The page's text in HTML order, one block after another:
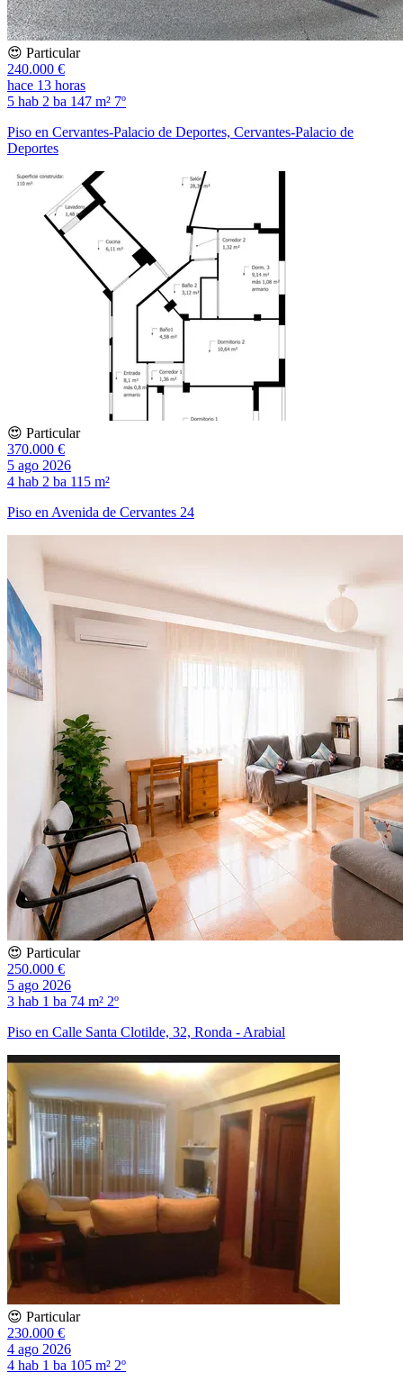
😍 Particular
240.000 €
hace 13 horas
5 hab 2 ba 147 m² 7º
Piso en Cervantes-Palacio de Deportes, Cervantes-Palacio de
Deportes
😍 Particular
370.000 €
5 ago 2026
4 hab 2 ba 115 m²
Piso en Avenida de Cervantes 24
😍 Particular
250.000 €
5 ago 2026
3 hab 1 ba 74 m² 2º
Piso en Calle Santa Clotilde, 32, Ronda - Arabial
😍 Particular
230.000 €
4 ago 2026
4 hab 1 ba 105 m² 2º